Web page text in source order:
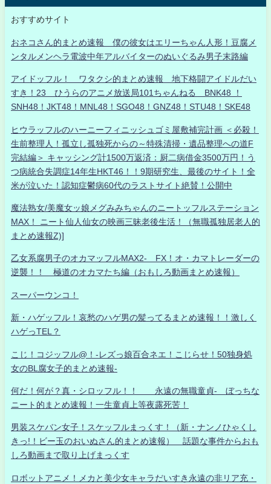
おすすめサイト
おネコさん的まとめ速報 僕の彼女はエリーちゃん人形！豆腐メ
ンタルメンヘラ電波中年アルバイターのぬいぐるみ男子末路編
アイドッフル！ ワタクシ的まとめ速報 地下格闘アイドルだい
すき！23 ひうらのアニメ放送局101ちゃんねる BNK48 ！
SNH48！JKT48！MNL48！SGO48！GNZ48！STU48！SKE48
ヒウラッフルのハーニーフィニッシュゴミ屋敷補完計画 ＜必殺！
生前整理人！孤立し孤独死からの～特殊清掃・遺品整理への道F
完結編＞ キャッシング計1500万返済：厨二病借金3500万円！う
つ病統合失調症14年生HKT46！！9期研究生、最後のサイト！全
米が泣いた！認知症鬱病60代のラストサイト絶賛！公開中
魔法熟女/美魔女ッ娘メグみみちゃんのニートッフルステーション
MAX！ ニート仙人仙女の映画三昧老後生活！（無職孤独居老人的
まとめ速報Z)]
乙女系腐男子のオカマッフルMAX2- FX！オ・カマトレーダーの
逆襲！！ 極道のオカマたち編（おもしろ動画まとめ速報）
スーパーウンコ！
新・ハゲッフル！哀愁のハゲ男の髪ってるまとめ速報！！激しく
ハゲっTEL？
こじ！コジッフル@！-レズっ娘百合ネエ！こじらせ！50独身処
女のBL腐女子的まとめ速報-
何だ！何が？真・シロッフル！！ 永遠の無職童貞- ぼっちな
ニート的まとめ速報！一生童貞上等夜露死苦！
男装スケバン女子！スケッフルまっくす！（新・ナンノひゃくし
きっ!！ビー玉のおいぬさん的まとめ速報） 話題な事件からおも
しろ動画まで取り上げまっくす
ロボットアニメ！メカと美少女キャラだいすき永遠の非リア充・